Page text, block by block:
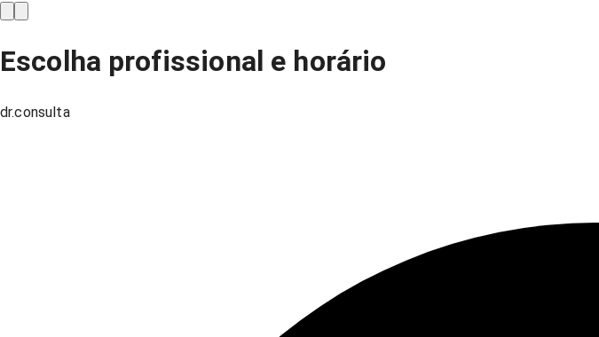
Escolha profissional e horário
dr.consulta